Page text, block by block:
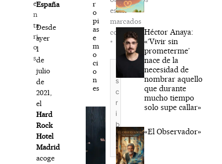
e
n
ta
ri
o
s
España
Desde
ayer
1
de
julio
de
2021,
el
Hard
Rock
Hotel
Madrid
acoge
r
o
pi
as
e
m
o
ci
o
n
es
están
marcados
con
*
Escribe
Héctor Anaya:
«‘Vivir sin
prometerme’
nace de la
necesidad de
nombrar aquello
que durante
mucho tiempo
solo supe callar»
«El Observador»